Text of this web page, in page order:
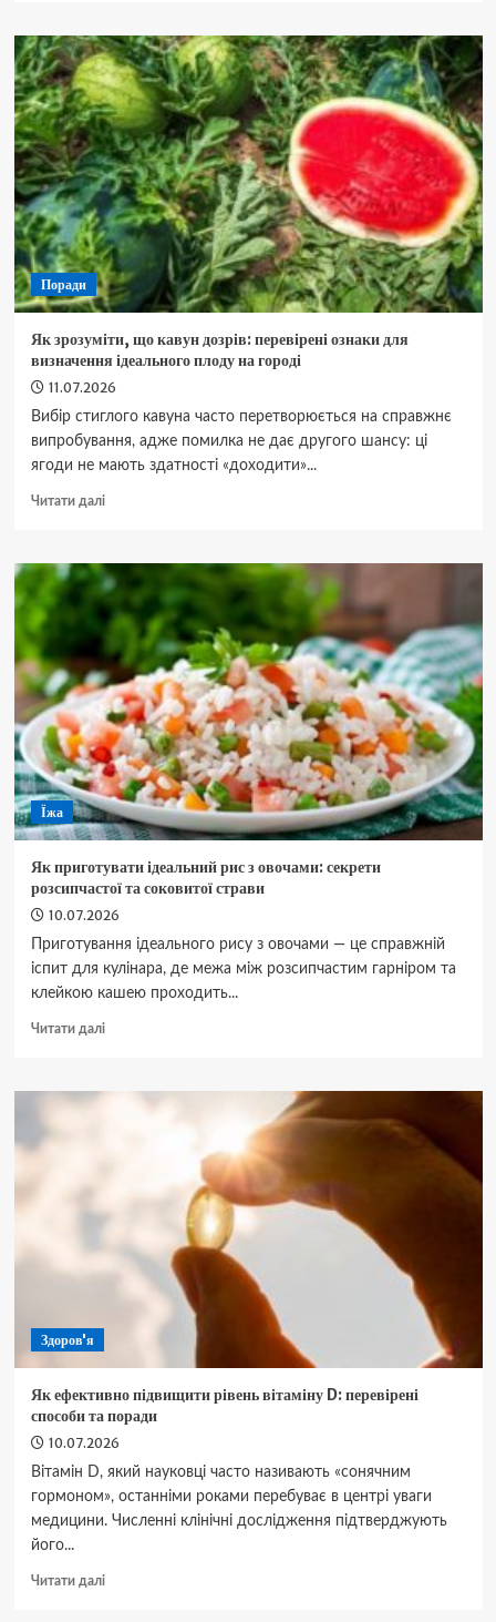
революція
в
Індії:
чому
водії
побоюються
переходу
на
пальне
E20?
Поради
Як зрозуміти, що кавун дозрів: перевірені ознаки для
визначення ідеального плоду на городі
11.07.2026
Вибір стиглого кавуна часто перетворюється на справжнє
випробування, адже помилка не дає другого шансу: ці
ягоди не мають здатності «доходити»...
Читати даліДокладніше
зрозуміти,
що
кавун
дозрів:
перевірені
ознаки
для
визначення
ідеального
плоду
на
городі
Їжа
Як приготувати ідеальний рис з овочами: секрети
розсипчастої та соковитої страви
10.07.2026
Приготування ідеального рису з овочами — це справжній
іспит для кулінара, де межа між розсипчастим гарніром та
клейкою кашею проходить...
Читати даліДокладніше
приготувати
ідеальний
розсипчастої
соковитої
Здоров'я
Як ефективно підвищити рівень вітаміну D: перевірені
способи та поради
10.07.2026
Вітамін D, який науковці часто називають «сонячним
гормоном», останніми роками перебуває в центрі уваги
медицини. Численні клінічні дослідження підтверджують
його...
Читати даліДокладніше